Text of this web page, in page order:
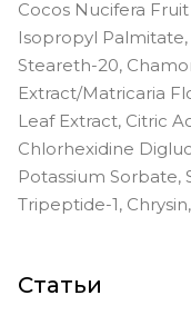
Cocos Nucifera
Isopropyl
Steareth-20,
Extract/Matricaria
Leaf Extract, Citric
Chlorhexidine
Potassium Sorbate,
Tripeptide-1,
Статьи